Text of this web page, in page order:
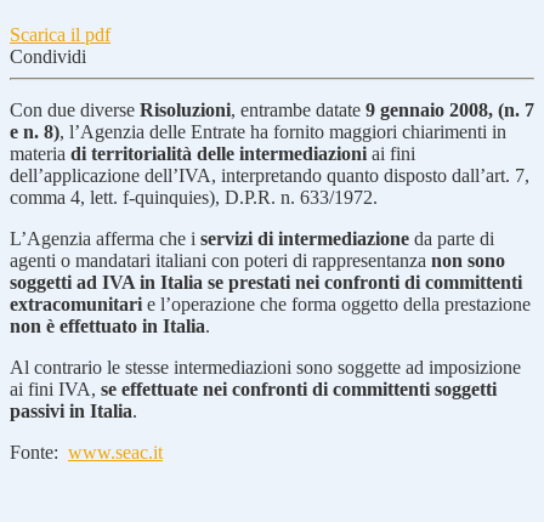
Scarica il pdf
Condividi
Con due diverse Risoluzioni, entrambe datate 9 gennaio 2008, (n. 7
e n. 8), l’Agenzia delle Entrate ha fornito maggiori chiarimenti in
materia di territorialità delle intermediazioni ai fini
dell’applicazione dell’IVA, interpretando quanto disposto dall’art. 7,
comma 4, lett. f-quinquies), D.P.R. n. 633/1972.
L’Agenzia afferma che i servizi di intermediazione da parte di
agenti o mandatari italiani con poteri di rappresentanza non sono
soggetti ad IVA in Italia se prestati nei confronti di committenti
extracomunitari e l’operazione che forma oggetto della prestazione
non è effettuato in Italia.
Al contrario le stesse intermediazioni sono soggette ad imposizione
ai fini IVA, se effettuate nei confronti di committenti soggetti
passivi in Italia.
Fonte: www.seac.it